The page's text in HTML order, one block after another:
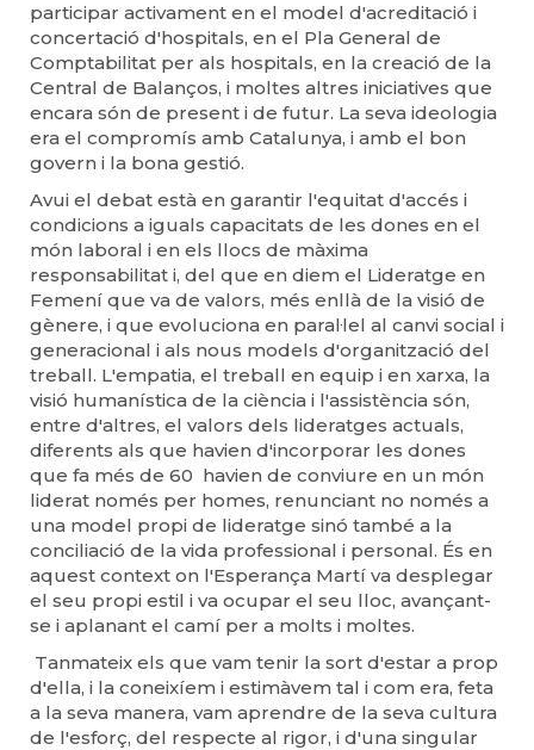
participar activament en el model d'acreditació i
concertació d'hospitals, en el Pla General de
Comptabilitat per als hospitals, en la creació de la
Central de Balanços, i moltes altres iniciatives que
encara són de present i de futur. La seva ideologia
era el compromís amb Catalunya, i amb el bon
govern i la bona gestió.
Avui el debat està en garantir l'equitat d'accés i
condicions a iguals capacitats de les dones en el
món laboral i en els llocs de màxima
responsabilitat i, del que en diem el Lideratge en
Femení que va de valors, més enllà de la visió de
gènere, i que evoluciona en paral·lel al canvi social i
generacional i als nous models d'organització del
treball. L'empatia, el treball en equip i en xarxa, la
visió humanística de la ciència i l'assistència són,
entre d'altres, el valors dels lideratges actuals,
diferents als que havien d'incorporar les dones
que fa més de 60 havien de conviure en un món
liderat només per homes, renunciant no només a
una model propi de lideratge sinó també a la
conciliació de la vida professional i personal. És en
aquest context on l'Esperança Martí va desplegar
el seu propi estil i va ocupar el seu lloc, avançant-
se i aplanant el camí per a molts i moltes.
Tanmateix els que vam tenir la sort d'estar a prop
d'ella, i la coneixíem i estimàvem tal i com era, feta
a la seva manera, vam aprendre de la seva cultura
de l'esforç, del respecte al rigor, i d'una singular